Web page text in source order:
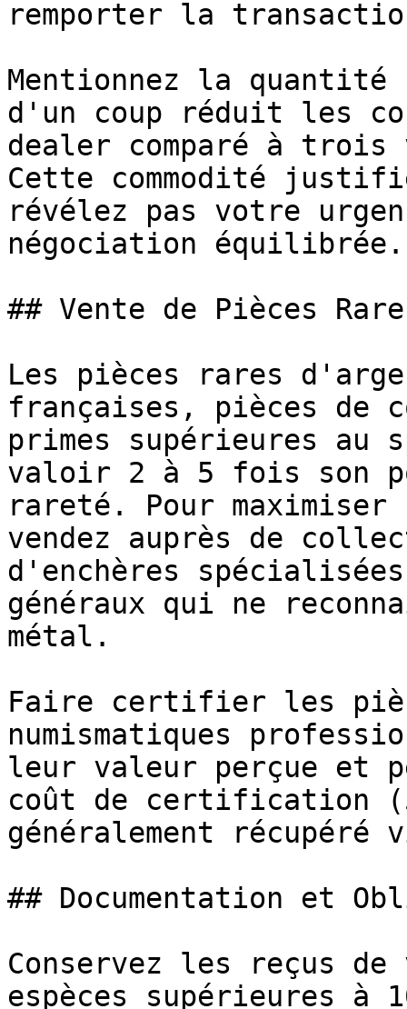
remporter la
Mentionnez la quantité
d'un coup réduit les
dealer comparé à trois
Cette commodité
révélez pas votre
négociation équilibrée.
## Vente de Pièces
Les pièces rares
françaises, pièces de
primes supérieures au
valoir 2 à 5 fois son
rareté. Pour maximiser
vendez auprès de
d'enchères
généraux qui ne
métal.
Faire certifier les
numismatiques
leur valeur perçue et
coût de certification
généralement
## Documentation et
Conservez les reçus
espèces supérieures à